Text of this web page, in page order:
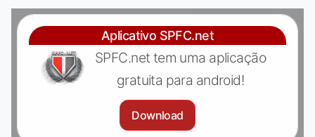
Aplicativo SPFC.net
SPFC.net tem uma aplicação
gratuita para android!
Download